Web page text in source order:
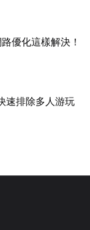
優化這樣解決！
速排除多人游玩